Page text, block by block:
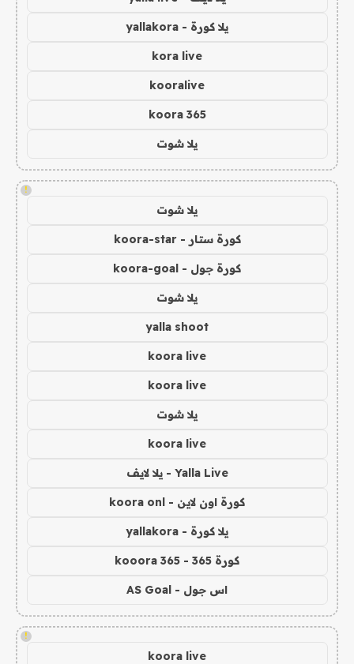
يلا كورة - yallakora
kora live
kooralive
koora 365
يلا شوت
!
يلا شوت
كورة ستار - koora-star
كورة جول - koora-goal
يلا شوت
yalla shoot
koora live
koora live
يلا شوت
koora live
Yalla Live - يلا لايف
كورة اون لاين - koora onl
يلا كورة - yallakora
كورة 365 - kooora 365
اس جول - AS Goal
!
koora live